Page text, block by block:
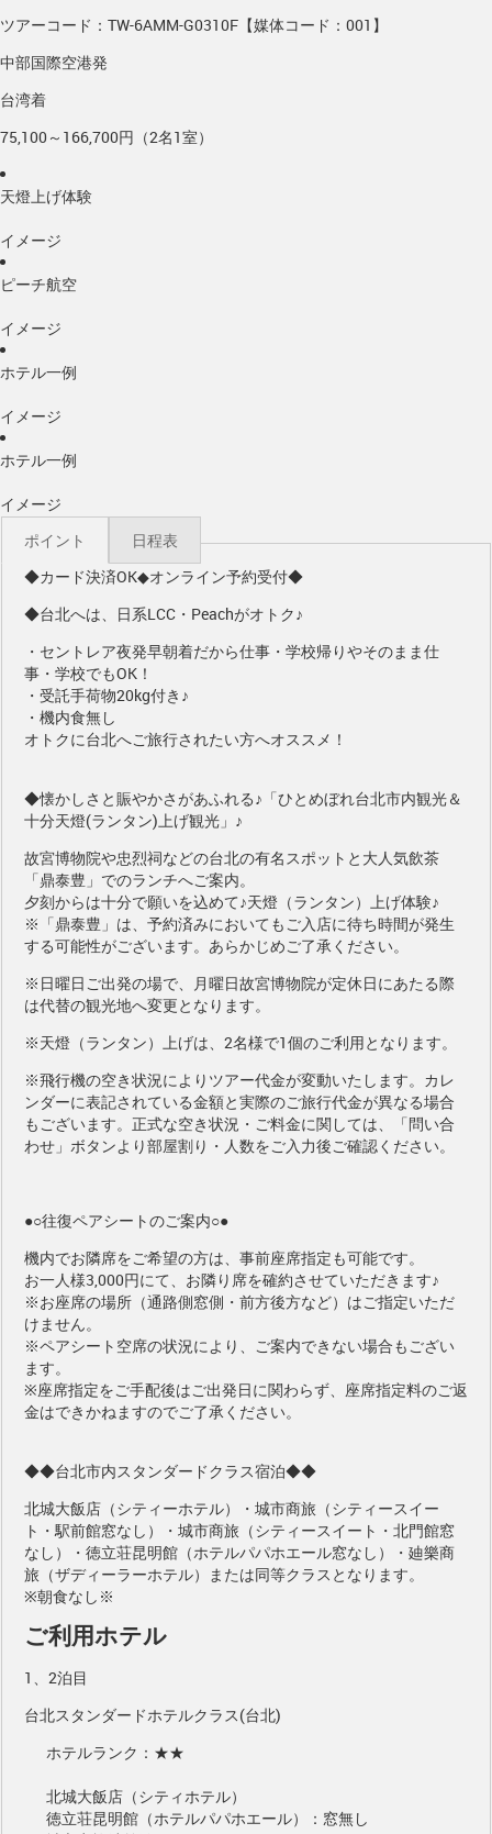
ツアーコード：TW-6AMM-G0310F【媒体コード：001】
中部国際空港発
台湾着
75,100～166,700円（2名1室）
天燈上げ体験
イメージ
ピーチ航空
イメージ
ホテル一例
イメージ
ホテル一例
イメージ
ポイント
日程表
◆カード決済OK◆オンライン予約受付◆
◆台北へは、日系LCC・Peachがオトク♪
・セントレア夜発早朝着だから仕事・学校帰りやそのまま仕
事・学校でもOK！
・受託手荷物20kg付き♪
・機内食無し
オトクに台北へご旅行されたい方へオススメ！
◆懐かしさと賑やかさがあふれる♪「ひとめぼれ台北市内観光＆
十分天燈(ランタン)上げ観光」♪
故宮博物院や忠烈祠などの台北の有名スポットと大人気飲茶
「鼎泰豊」でのランチへご案内。
夕刻からは十分で願いを込めて♪天燈（ランタン）上げ体験♪
※「鼎泰豊」は、予約済みにおいてもご入店に待ち時間が発生
する可能性がございます。あらかじめご了承ください。
※日曜日ご出発の場で、月曜日故宮博物院が定休日にあたる際
は代替の観光地へ変更となります。
※天燈（ランタン）上げは、2名様で1個のご利用となります。
※飛行機の空き状況によりツアー代金が変動いたします。カレ
ンダーに表記されている金額と実際のご旅行代金が異なる場合
もございます。正式な空き状況・ご料金に関しては、「問い合
わせ」ボタンより部屋割り・人数をご入力後ご確認ください。
●○往復ペアシートのご案内○●
機内でお隣席をご希望の方は、事前座席指定も可能です。
お一人様3,000円にて、お隣り席を確約させていただきます♪
※お座席の場所（通路側窓側・前方後方など）はご指定いただ
けません。
※ペアシート空席の状況により、ご案内できない場合もござい
ます。
※座席指定をご手配後はご出発日に関わらず、座席指定料のご返
金はできかねますのでご了承ください。
◆◆台北市内スタンダードクラス宿泊◆◆
北城大飯店（シティーホテル）・城市商旅（シティースイー
ト・駅前館窓なし）・城市商旅（シティースイート・北門館窓
なし）・徳立荘昆明館（ホテルパパホエール窓なし）・廸樂商
旅（ザディーラーホテル）または同等クラスとなります。
※朝食なし※
ご利用ホテル
1、2泊目
台北スタンダードホテルクラス(台北)
ホテルランク：★★
北城大飯店（シティホテル）
徳立荘昆明館（ホテルパパホエール）：窓無し